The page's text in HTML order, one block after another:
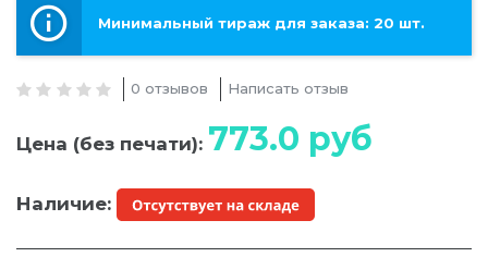
Минимальный тираж для заказа: 20 шт.
0 отзывов Написать отзыв
Цена (без печати): 773.0 руб
Наличие: